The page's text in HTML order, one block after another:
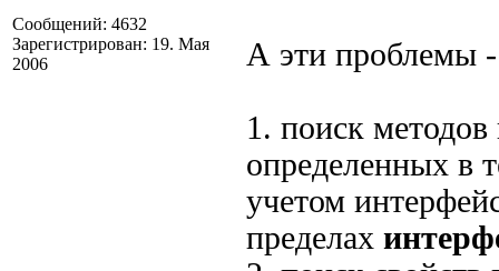
Сообщений: 4632
Зарегистрирован: 19. Мая
2006
А эти проблемы
1. поиск методов
определенных в
учетом
пределах